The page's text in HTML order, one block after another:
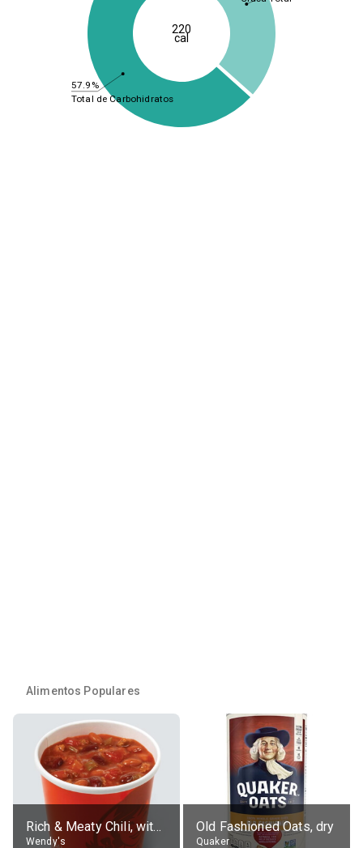
57.9%
Total de Carbohidratos
220
cal
Alimentos Populares
Rich & Meaty Chili, without toppings, large
Wendy's
Old Fashioned Oats, dry
Quaker